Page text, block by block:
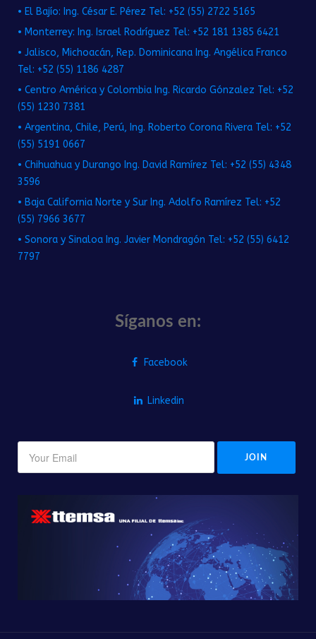
• El Bajío: Ing. César E. Pérez Tel: +52 (55) 2722 5165
• Monterrey: Ing. Israel Rodríguez Tel: +52 181 1385 6421
• Jalisco, Michoacán, Rep. Dominicana Ing. Angélica Franco
Tel: +52 (55) 1186 4287
• Centro América y Colombia Ing. Ricardo Gónzalez Tel: +52
(55) 1230 7381
• Argentina, Chile, Perú, Ing. Roberto Corona Rivera Tel: +52
(55) 5191 0667
• Chihuahua y Durango Ing. David Ramírez Tel: +52 (55) 4348
3596
• Baja California Norte y Sur Ing. Adolfo Ramírez Tel: +52
(55) 7966 3677
• Sonora y Sinaloa Ing. Javier Mondragón Tel: +52 (55) 6412
7797
Síganos en:
Facebook
Linkedin